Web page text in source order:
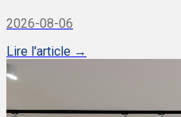
2026-08-06
Lire l'article →